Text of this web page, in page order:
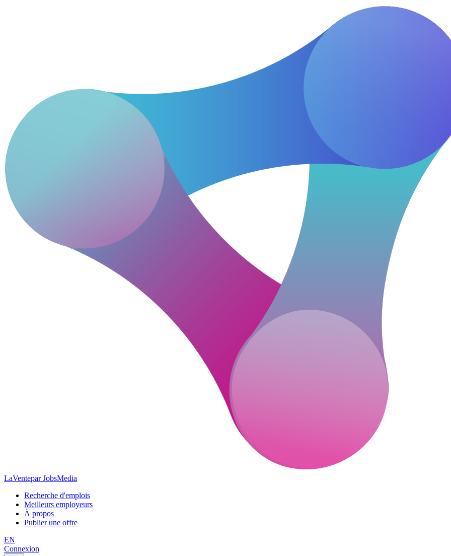
LaVentepar JobsMedia
Recherche d'emplois
Meilleurs employeurs
À propos
Publier une offre
EN
Connexion